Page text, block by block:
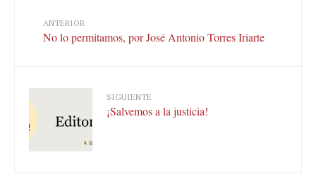
ANTERIOR
No lo permitamos, por José Antonio Torres Iriarte
SIGUIENTE
¡Salvemos a la justicia!